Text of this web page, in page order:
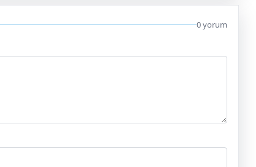
0 yorum